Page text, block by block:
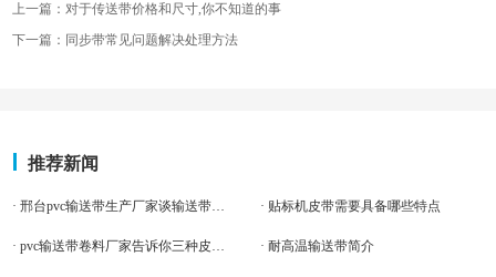
上一篇：对于传送带价格和尺寸,你不知道的事
下一篇：同步带常见问题解决处理方法
推荐新闻
· 邢台pvc输送带生产厂家谈输送带跑偏问题 · 贴标机皮带需要具备哪些特点
· pvc输送带卷料厂家告诉你三种皮带接头 · 耐高温输送带简介